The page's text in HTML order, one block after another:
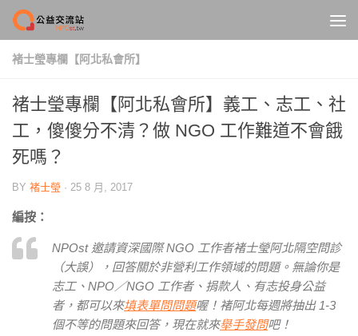
Skip to content
褚士瑩專欄【阿北私會所】
褚士瑩專欄【阿北私會所】義工、志工、社
工，傻傻分不清？做 NGO 工作難道不會餓
死嗎？
BY 褚士瑩 · 25 8 月, 2017
編按：
NPOst 邀請資深國際 NGO 工作者褚士瑩阿北隔空問診
（大誤），回答關於非營利工作領域的問題。無論你是
志工、NPO／NGO 工作者、捐款人、有志投身公益
者，都可以來填表單問問題喔！褚阿北每週將抽出 1-3
個不等的問題來回答，現在就來舉手發問吧！